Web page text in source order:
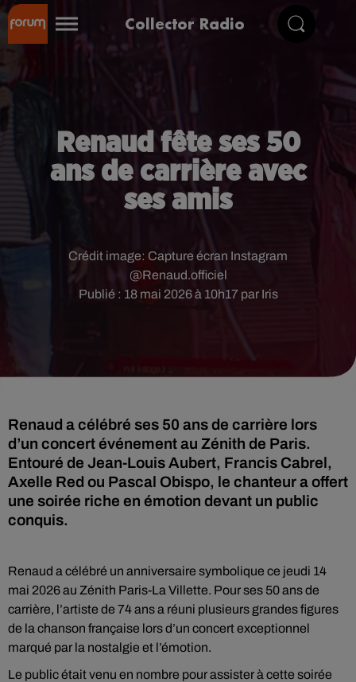
Collector Radio
Renaud fête ses 50
ans de carrière avec
ses amis
Publié : 18 mai 2026 à 10h17 par Iris
Crédit image: Capture écran Instagram
@Renaud.officiel
Renaud a célébré ses 50 ans de carrière lors
d’un concert événement au Zénith de Paris.
Entouré de Jean-Louis Aubert, Francis Cabrel,
Axelle Red ou Pascal Obispo, le chanteur a offert
une soirée riche en émotion devant un public
conquis.
Renaud a célébré un anniversaire symbolique ce jeudi 14
mai 2026 au Zénith Paris-La Villette. Pour ses 50 ans de
carrière, l’artiste de 74 ans a réuni plusieurs grandes figures
de la chanson française lors d’un concert exceptionnel
marqué par la nostalgie et l’émotion.
Le public était venu en nombre pour assister à cette soirée